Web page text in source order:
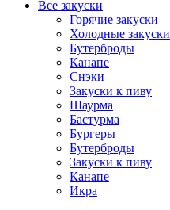
Все закуски
Горячие закуски
Холодные закуски
Бутерброды
Канапе
Снэки
Закуски к пиву
Шаурма
Бастурма
Бургеры
Бутерброды
Закуски к пиву
Канапе
Икра